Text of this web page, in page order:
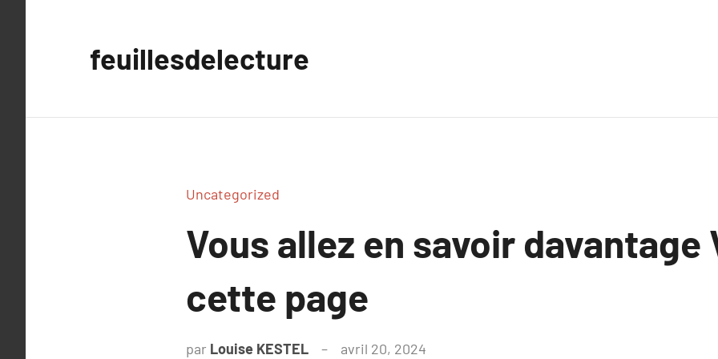
feuillesdelecture
Uncategorized
Vous allez en savoir davantage
cette page
par Louise KESTEL avril 20, 2024